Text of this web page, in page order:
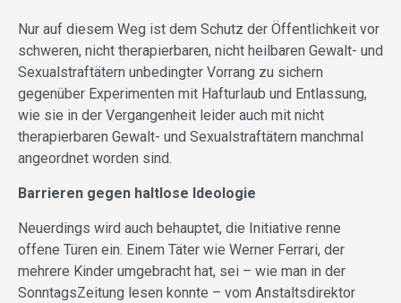
Nur auf diesem Weg ist dem Schutz der Öffentlichkeit vor
schweren, nicht therapierbaren, nicht heilbaren Gewalt- und
Sexualstraftätern unbedingter Vorrang zu sichern
gegenüber Experimenten mit Hafturlaub und Entlassung,
wie sie in der Vergangenheit leider auch mit nicht
therapierbaren Gewalt- und Sexualstraftätern manchmal
angeordnet worden sind.
Barrieren gegen haltlose Ideologie
Neuerdings wird auch behauptet, die Initiative renne
offene Türen ein. Einem Täter wie Werner Ferrari, der
mehrere Kinder umgebracht hat, sei – wie man in der
SonntagsZeitung lesen konnte – vom Anstaltsdirektor